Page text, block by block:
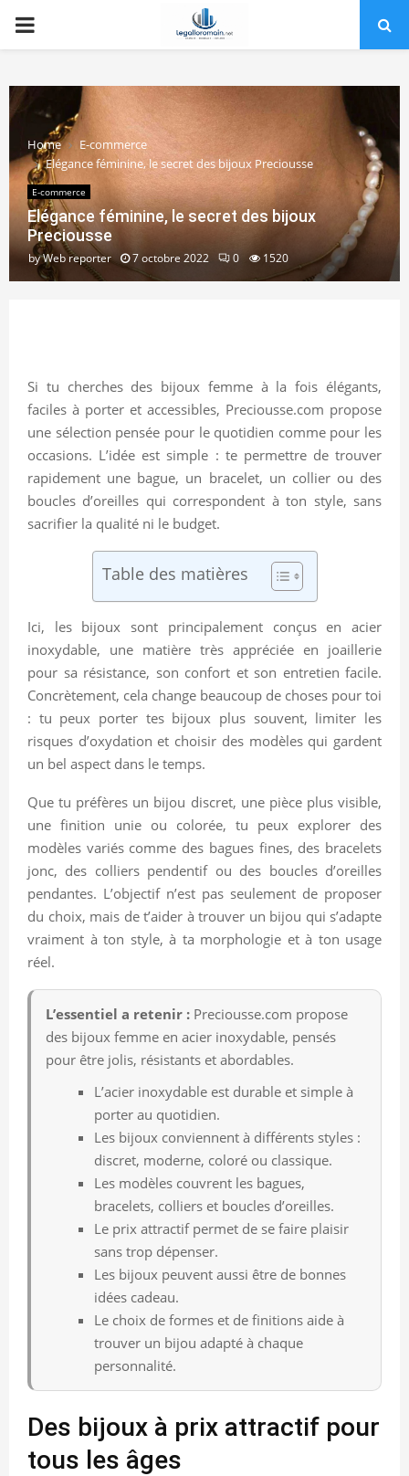
PRIMARY
Home
E-commerce
Elégance féminine, le secret des bijoux Preciousse
E-commerce
Elégance féminine, le secret des bijoux
Preciousse
byWeb reporter 7 octobre 2022 0 1520
Si tu cherches des bijoux femme à la fois élégants,
faciles à porter et accessibles, Preciousse.com propose
une sélection pensée pour le quotidien comme pour les
occasions. L’idée est simple : te permettre de trouver
rapidement une bague, un bracelet, un collier ou des
boucles d’oreilles qui correspondent à ton style, sans
sacrifier la qualité ni le budget.
Table des matières
Ici, les bijoux sont principalement conçus en acier
inoxydable, une matière très appréciée en joaillerie
pour sa résistance, son confort et son entretien facile.
Concrètement, cela change beaucoup de choses pour toi
: tu peux porter tes bijoux plus souvent, limiter les
risques d’oxydation et choisir des modèles qui gardent
un bel aspect dans le temps.
Que tu préfères un bijou discret, une pièce plus visible,
une finition unie ou colorée, tu peux explorer des
modèles variés comme des bagues fines, des bracelets
jonc, des colliers pendentif ou des boucles d’oreilles
pendantes. L’objectif n’est pas seulement de proposer
du choix, mais de t’aider à trouver un bijou qui s’adapte
vraiment à ton style, à ta morphologie et à ton usage
réel.
L’essentiel a retenir : Preciousse.com propose
des bijoux femme en acier inoxydable, pensés
pour être jolis, résistants et abordables.
L’acier inoxydable est durable et simple à
porter au quotidien.
Les bijoux conviennent à différents styles :
discret, moderne, coloré ou classique.
Les modèles couvrent les bagues,
bracelets, colliers et boucles d’oreilles.
Le prix attractif permet de se faire plaisir
sans trop dépenser.
Les bijoux peuvent aussi être de bonnes
idées cadeau.
Le choix de formes et de finitions aide à
trouver un bijou adapté à chaque
personnalité.
Des bijoux à prix attractif pour
tous les âges